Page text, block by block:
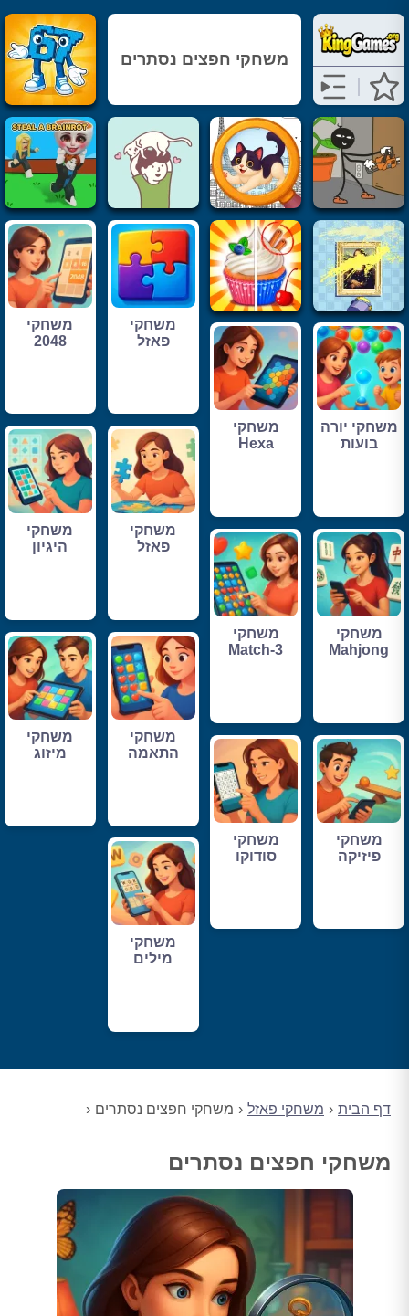
דף הבית משחקי פאזל משחקי חפצים נסתרים
משחקי חפצים נסתרים
משחקי חפצים נסתרים
משחקי
פאזל
משחקי
2048
משחקי יורה
בועות
משחקי
Hexa
משחקי
פאזל
משחקי
היגיון
משחקי
Mahjong
משחקי
Match-3
משחקי
התאמה
משחקי
מיזוג
משחקי
פיזיקה
משחקי
סודוקו
משחקי
מילים